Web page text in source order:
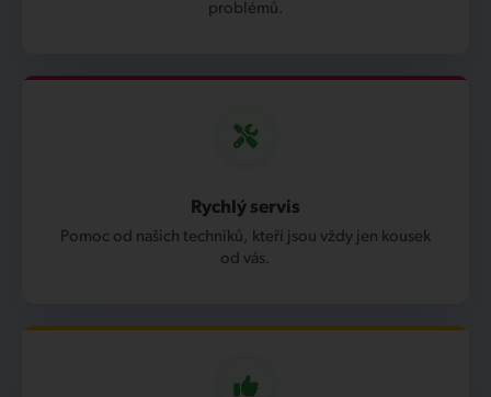
problémů.
Rychlý servis
Pomoc od našich techniků, kteří jsou vždy jen kousek
od vás.